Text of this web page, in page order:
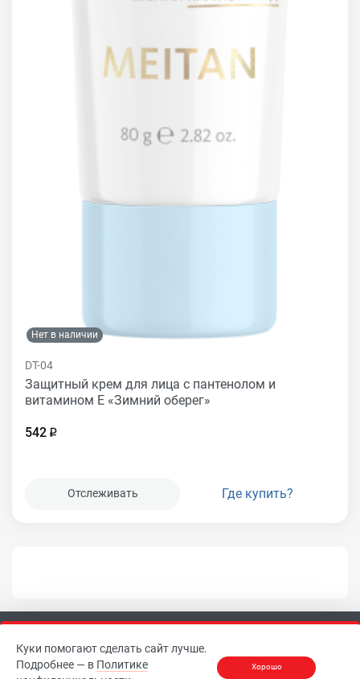
Нет в наличии
DT-04
Защитный крем для лица с пантенолом и
витамином Е «Зимний оберег»
542
Отслеживать Где купить?
Куки помогают сделать сайт лучше.
Подробнее — в Политике
Хорошо